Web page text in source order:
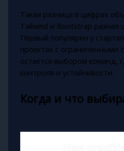
Такая разница в цифрах
Tailwind и Bootstrap разная
Первый популярен у
проектах с ограниченными
остаётся выбором команд,
контроля и устойчивости.
Когда и что